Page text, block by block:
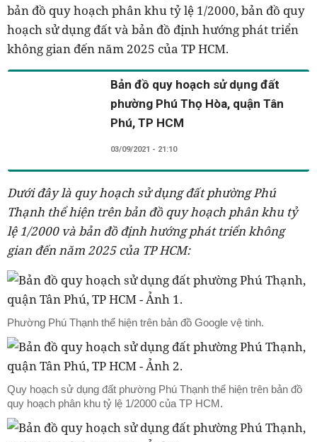
bản đồ quy hoạch phân khu tỷ lệ 1/2000, bản đồ quy
hoạch sử dụng đất và bản đồ định hướng phát triển
không gian đến năm 2025 của TP HCM.
Bản đồ quy hoạch sử dụng đất
phường Phú Thọ Hòa, quận Tân
Phú, TP HCM
03/09/2021 - 21:10
Dưới đây là quy hoạch sử dụng đất phườngPhú
Thạnh thể hiện trên bản đồ quy hoạch phân khu tỷ
lệ 1/2000 và bản đồ định hướng phát triển không
gian đến năm 2025 của TP HCM:
Phường Phú Thạnh thể hiện trên bản đồ Google vệ tinh.
Quy hoạch sử dụng đất phường Phú Thạnh thể hiện trên bản đồ
quy hoạch phân khu tỷ lệ 1/2000 của TP HCM.